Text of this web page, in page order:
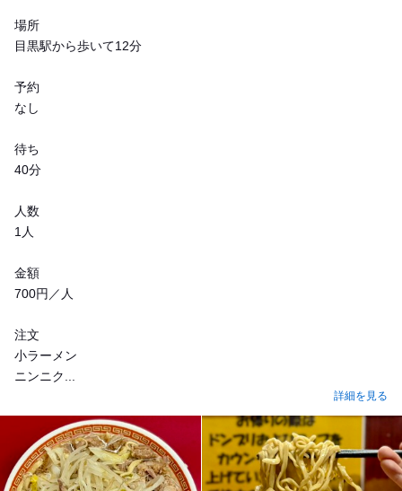
場所
目黒駅から歩いて12分
予約
なし
待ち
40分
人数
1人
金額
700円／人
注文
小ラーメン
ニンニク...
詳細を見る